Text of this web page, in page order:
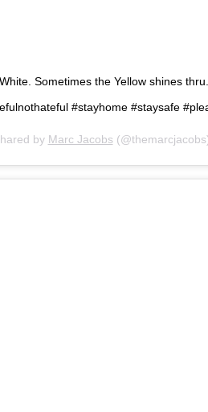
Sometimes the Yellow shines
#stayhome #staysafe
by Marc Jacobs